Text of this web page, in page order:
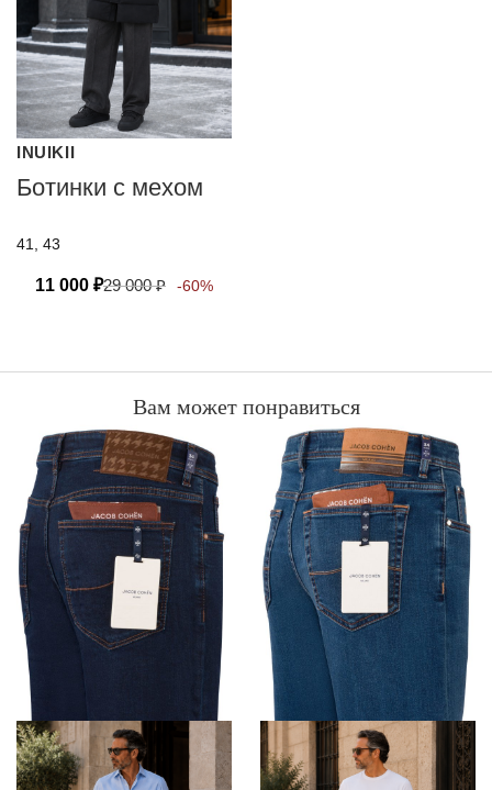
INUIKII
Ботинки с мехом
41, 43
11 000 ₽29 000₽ -60%
Вам может понравиться